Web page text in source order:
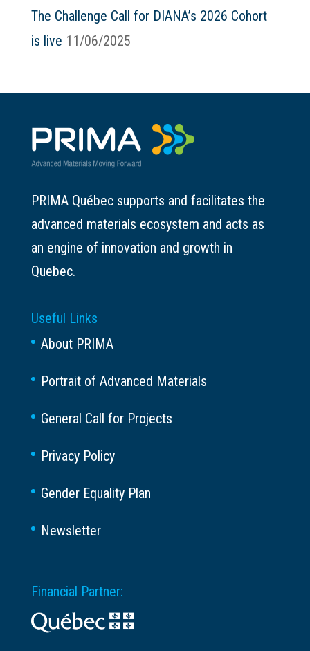
The Challenge Call for DIANA’s 2026 Cohort
is live 11/06/2025
PRIMA Québec supports and facilitates the
advanced materials ecosystem and acts as
an engine of innovation and growth in
Quebec.
Useful Links
About PRIMA
Portrait of Advanced Materials
General Call for Projects
Privacy Policy
Gender Equality Plan
Newsletter
Financial Partner: